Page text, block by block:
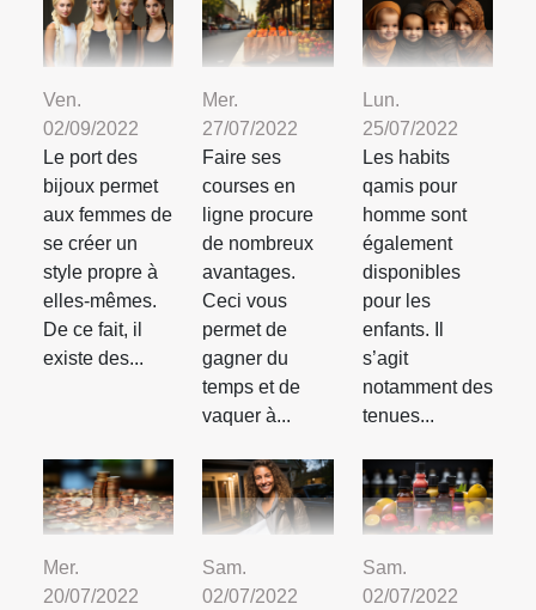
Ven.
02/09/2022
Le port des
bijoux permet
aux femmes de
se créer un
style propre à
elles-mêmes.
De ce fait, il
existe des...
Mer.
27/07/2022
Faire ses
courses en
ligne procure
de nombreux
avantages.
Ceci vous
permet de
gagner du
temps et de
vaquer à...
Lun.
25/07/2022
Les habits
qamis pour
homme sont
également
disponibles
pour les
enfants. Il
s’agit
notamment des
tenues...
Mer.
20/07/2022
Sam.
02/07/2022
Sam.
02/07/2022